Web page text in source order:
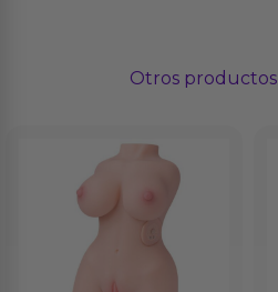
Otros productos